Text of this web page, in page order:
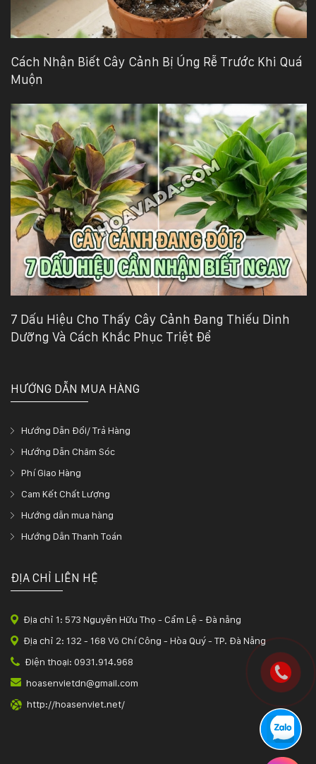
Cách Nhận Biết Cây Cảnh Bị Úng Rễ Trước Khi Quá
Muộn
7 Dấu Hiệu Cho Thấy Cây Cảnh Đang Thiếu Dinh
Dưỡng Và Cách Khắc Phục Triệt Để
HƯỚNG DẪN MUA HÀNG
Hướng Dẫn Đổi/ Trả Hàng
Hướng Dẫn Chăm Sóc
Phí Giao Hàng
Cam Kết Chất Lượng
Hướng dẫn mua hàng
Hướng Dẫn Thanh Toán
ĐỊA CHỈ LIÊN HỆ
Địa chỉ 1: 573 Nguyễn Hữu Thọ - Cẩm Lệ - Đà nẵng
Địa chỉ 2: 132 - 168 Võ Chí Công - Hòa Quý - TP. Đà Nẵng
Điện thoại: 0931.914.968
hoasenvietdn@gmail.com
http://hoasenviet.net/